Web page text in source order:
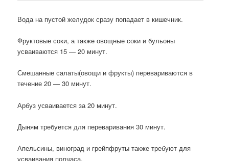
Вода на пустой желудок сразу попадает в кишечник.
Фруктовые соки, а также овощные соки и бульоны
усваиваются 15 — 20 минут.
Смешанные салаты(овощи и фрукты) перевариваются в
течение 20 — 30 минут.
Арбуз усваивается за 20 минут.
Дыням требуется для переваривания 30 минут.
Апельсины, виноград и грейпфруты также требуют для
усваивания полчаса.